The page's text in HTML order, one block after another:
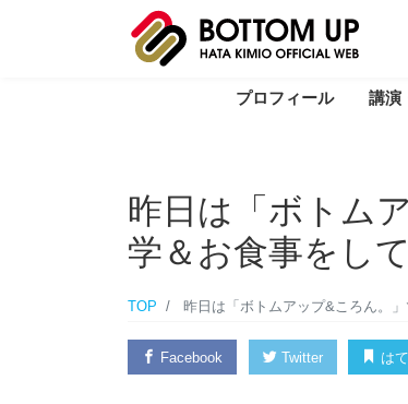
プロフィール 講演
昨日は「ボトム
学＆お食事をし
TOP 昨日は「ボトムアップ&ころん。
Facebook Twitter は